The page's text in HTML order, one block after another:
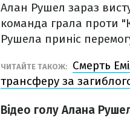
Алан Рушел зараз
команда грала проти
Рушела приніс
ЧИТАЙТЕ ТАКОЖ:
Смерть
трансферу за
Відео голу Алана